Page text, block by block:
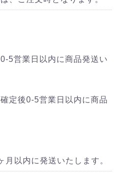
5営業日以内に商品発送い
定後0-5営業日以内に商品
以内に発送いたします。